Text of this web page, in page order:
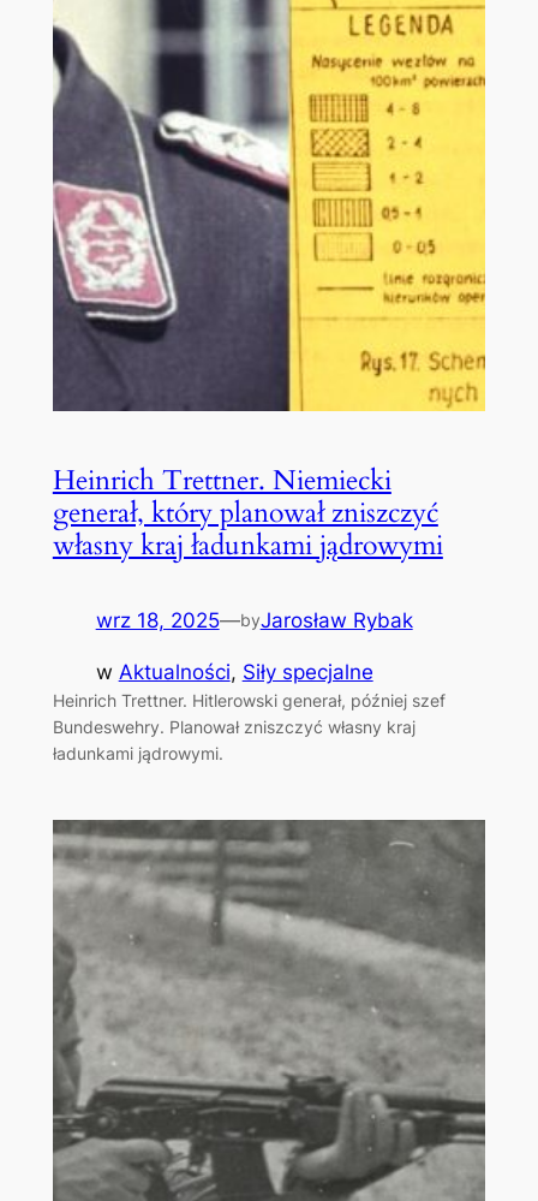
Heinrich Trettner. Niemiecki
generał, który planował zniszczyć
własny kraj ładunkami jądrowymi
wrz 18, 2025—byJarosław Rybak
w Aktualności, Siły specjalne
Heinrich Trettner. Hitlerowski generał, później szef
Bundeswehry. Planował zniszczyć własny kraj
ładunkami jądrowymi.